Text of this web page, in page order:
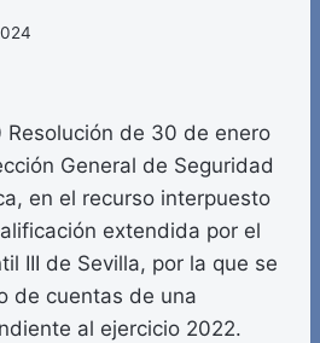
de 30 de enero
General de Seguridad
en el recurso interpuesto
extendida por el
III de Sevilla, por la que se
de cuentas de una
al ejercicio 2022.